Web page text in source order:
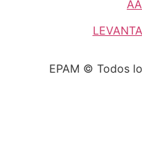
EPAM © Todos